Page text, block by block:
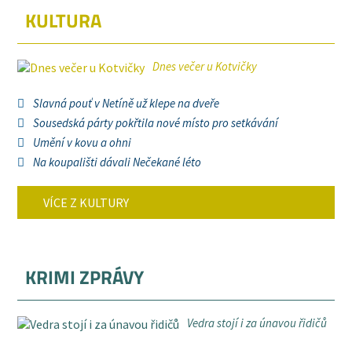
KULTURA
Dnes večer u Kotvičky
Slavná pouť v Netíně už klepe na dveře
Sousedská párty pokřtila nové místo pro setkávání
Umění v kovu a ohni
Na koupališti dávali Nečekané léto
VÍCE Z KULTURY
KRIMI ZPRÁVY
Vedra stojí i za únavou řidičů